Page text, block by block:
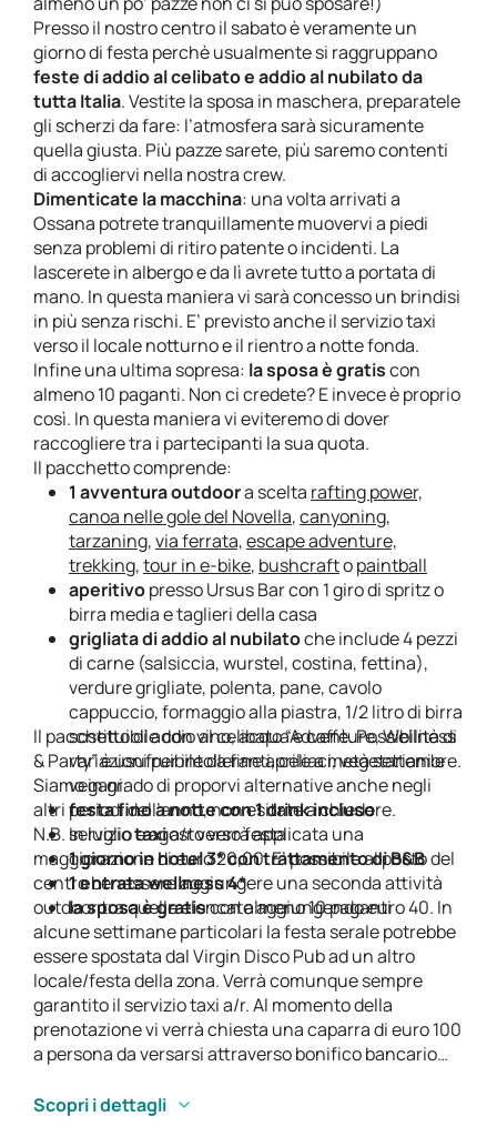
Presso il nostro centro il sabato è veramente un
giorno di festa perchè usualmente si raggruppano
feste di addio al celibato e addio al nubilato da
tutta Italia. Vestite la sposa in maschera, preparatele
gli scherzi da fare: l’atmosfera sarà sicuramente
quella giusta. Più pazze sarete, più saremo contenti
di accogliervi nella nostra crew.
Dimenticate la macchina: una volta arrivati a
Ossana potrete tranquillamente muovervi a piedi
senza problemi di ritiro patente o incidenti. La
lascerete in albergo e da lì avrete tutto a portata di
mano. In questa maniera vi sarà concesso un brindisi
in più senza rischi. E’ previsto anche il servizio taxi
verso il locale notturno e il rientro a notte fonda.
Infine una ultima sopresa: la sposa è gratiscon
almeno 10 paganti. Non ci credete? E invece è proprio
così. In questa maniera vi eviteremo di dover
raccogliere tra i partecipanti la sua quota.
Il pacchetto comprende:
1 avventura outdoora scelta rafting power,
canoa nelle gole del Novella,canyoning,
tarzaning,via ferrata,escape adventure,
trekking,tour in e-bike, bushcraftopaintball
aperitivopresso Ursus Bar con 1 giro di spritz o
birra media e taglieri della casa
grigliata di addio al nubilatoche include 4 pezzi
di carne (salsiccia, wurstel, costina, fettina),
verdure grigliate, polenta, pane, cavolo
cappuccio, formaggio alla piastra, 1/2 litro di birra
sostituibile con vino, acqua e caffè. Possibilità di
variazioni per intolleranti, celiaci, vegetariani e
vegani.
festa fino a notte con 1 drink incluso
serviziotaxia/r verso festa
1 giorno in hotel 3* con trattamento di B&B
1 entrata wellness 4*
la sposa è gratiscon almeno 10 paganti
Il pacchetto di addio al celibato “Adventure, Wellness
& Party” è usufruibile da fine aprile a metà settembre.
Siamo in grado di proporvi alternative anche negli
altri periodi dell’anno, non esitate a chiedere.
N.B. In luglio e agosto verrà applicata una
maggiorazione di euro 20,00. E’ possibile al posto del
centro benessere aggiungere una seconda attività
outdoor tra quelle elencate aggiungendo euro 40. In
alcune settimane particolari la festa serale potrebbe
essere spostata dal Virgin Disco Pub ad un altro
locale/festa della zona. Verrà comunque sempre
garantito il servizio taxi a/r. Al momento della
prenotazione vi verrà chiesta una caparra di euro 100
a persona da versarsi attraverso bonifico bancario
senza penali fino a 48h prima dell’arrivo. Eventuali
Scopri i dettagli